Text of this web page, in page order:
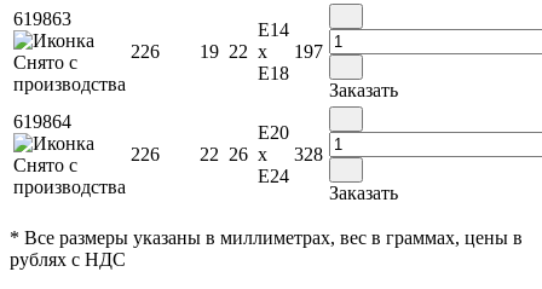
619863
226
19 22
E14
x
E18
197
Заказать
619864
226
22 26
E20
x
E24
328
Заказать
* Все размеры указаны в миллиметрах, вес в граммах, цены в
рублях с НДС